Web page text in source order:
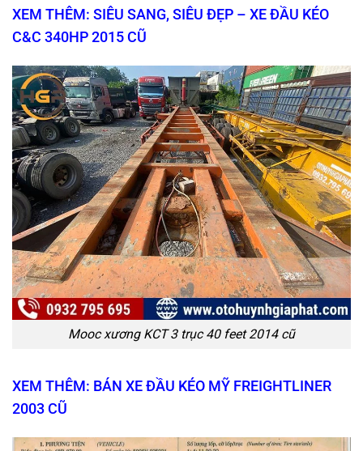
XEM THÊM: SIÊU SANG, SIÊU ĐẸP – XE ĐẦU KÉO
C&C 340HP 2015 CŨ
Mooc xương KCT 3 trục 40 feet 2014 cũ
XEM THÊM: BÁN XE ĐẦU KÉO MỸ FREIGHTLINER
2003 CŨ